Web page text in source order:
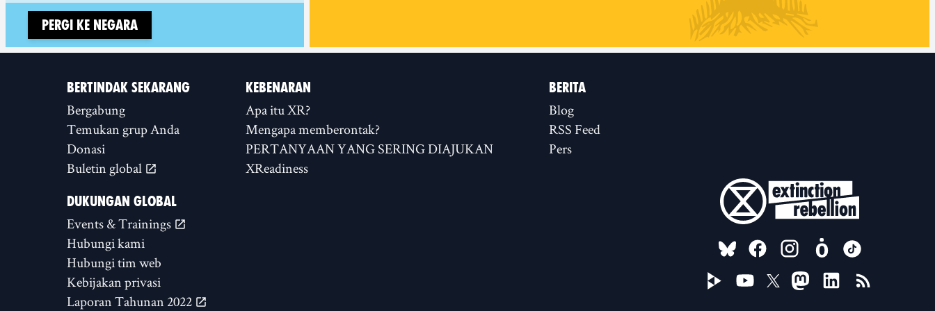
Pergi ke negara
BERTINDAK SEKARANG
Bergabung
Temukan grup Anda
Donasi
Buletin global
KEBENARAN
Apa itu XR?
Mengapa memberontak?
PERTANYAAN YANG SERING DIAJUKAN
XReadiness
BERITA
Blog
RSS Feed
Pers
DUKUNGAN GLOBAL
Events & Trainings
Hubungi kami
Hubungi tim web
Kebijakan privasi
Laporan Tahunan 2022
FOLLOW US ON